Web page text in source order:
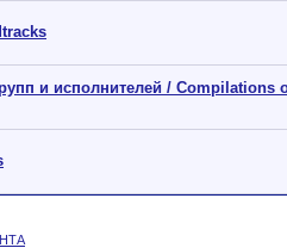
и исполнителей / Compilations